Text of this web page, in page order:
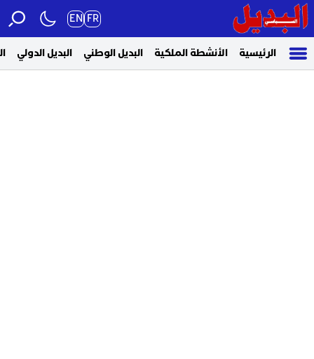
FR
EN
الرئيسية الأنشطة الملكية البديل الوطني البديل الدولي